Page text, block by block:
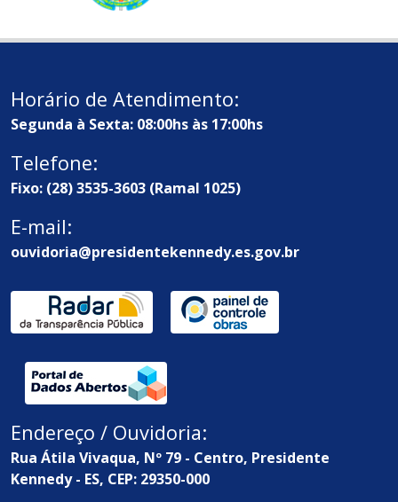
Horário de Atendimento:
Segunda à Sexta: 08:00hs às 17:00hs
Telefone:
Fixo: (28) 3535-3603 (Ramal 1025)
E-mail:
ouvidoria@presidentekennedy.es.gov.br
Endereço / Ouvidoria:
Rua Átila Vivaqua, Nº 79 - Centro, Presidente
Kennedy - ES, CEP: 29350-000